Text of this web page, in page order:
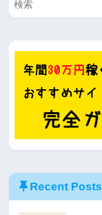
Recent Posts